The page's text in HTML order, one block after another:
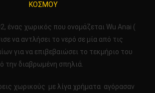
ΚΟΣΜΟΥ
ένας χωρικός που ονομάζεται Wu Anai (
να αντλήσει το νερό σε μία από τις
για να επιβεβαιώσει το τεκμήριο του
την διαβρωμένη σπηλιά.
χωρικούς με λίγα χρήματα αγόρασαν